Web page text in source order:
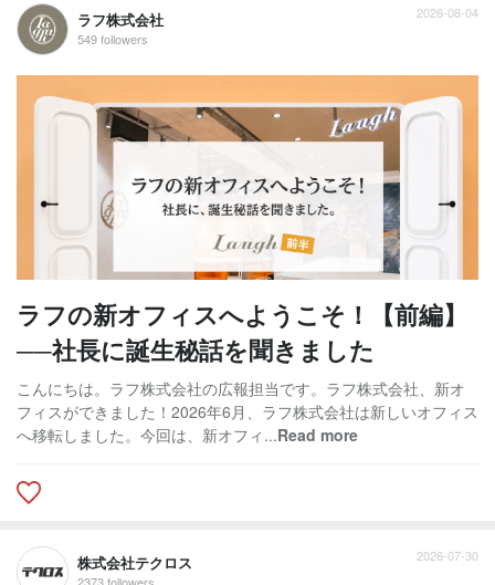
ラフ株式会社
549 followers
2026-08-04
ラフの新オフィスへようこそ！【前編】
──社長に誕生秘話を聞きました
こんにちは。ラフ株式会社の広報担当です。ラフ株式会社、新オ
フィスができました！2026年6月、ラフ株式会社は新しいオフィス
へ移転しました。今回は、新オフィ...Read more
株式会社テクロス 2026-07-30